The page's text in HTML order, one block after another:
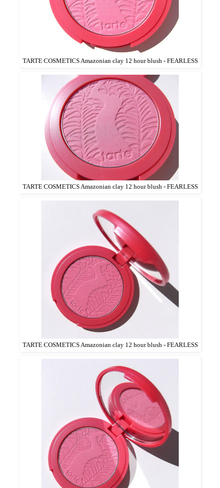
TARTE COSMETICS Amazonian clay 12 hour blush - FEARLESS
TARTE COSMETICS Amazonian clay 12 hour blush - FEARLESS
TARTE COSMETICS Amazonian clay 12 hour blush - FEARLESS